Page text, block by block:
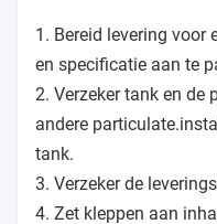
1. Bereid levering voor
en specificatie aan te
2. Verzeker tank en de
andere
tank.
3. Verzeker de
4. Zet kleppen aan